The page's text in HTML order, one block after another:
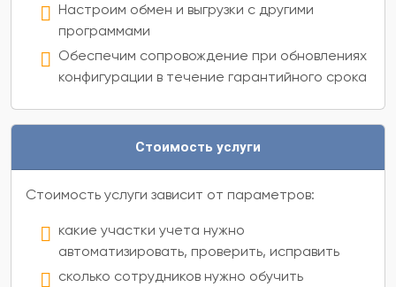
Настроим обмен и выгрузки с другими
программами
Обеспечим сопровождение при обновлениях
конфигурации в течение гарантийного срока
Стоимость услуги
Стоимость услуги зависит от параметров:
какие участки учета нужно
автоматизировать, проверить, исправить
сколько сотрудников нужно обучить